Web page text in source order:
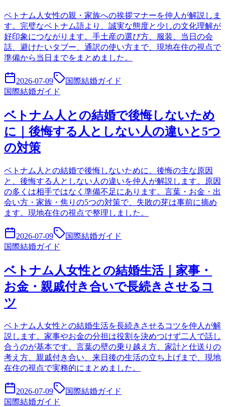
ベトナム人女性の親・家族への挨拶マナーを仲人が解説しま
す。完璧なベトナム語より、誠実な態度と少しの文化理解が
好印象につながります。手土産の選び方、服装、当日の会
話、避けたいタブー、通訳の使い方まで、現地在住の視点で
準備から当日までをまとめました。
2026-07-09
国際結婚ガイド
国際結婚ガイド
ベトナム人との結婚で後悔しないため
に｜後悔する人としない人の違いと5つ
の対策
ベトナム人との結婚で後悔しないために、後悔の主な原因
と、後悔する人としない人の違いを仲人が解説します。原因
の多くは相手ではなく準備不足にあります。言葉・お金・出
会い方・家族・焦りの5つの対策で、失敗の芽は事前に摘め
ます。現地在住の視点で整理しました。
2026-07-09
国際結婚ガイド
国際結婚ガイド
ベトナム人女性との結婚生活｜家事・
お金・親戚付き合いで長続きさせるコ
ツ
ベトナム人女性との結婚生活を長続きさせるコツを仲人が解
説します。家事やお金の分担は役割を決めつけず二人で話し
合うのが基本です。言葉の壁の乗り越え方、家計と仕送りの
考え方、親戚付き合い、来日後の生活の立ち上げまで、現地
在住の視点で実務的にまとめました。
2026-07-09
国際結婚ガイド
国際結婚ガイド